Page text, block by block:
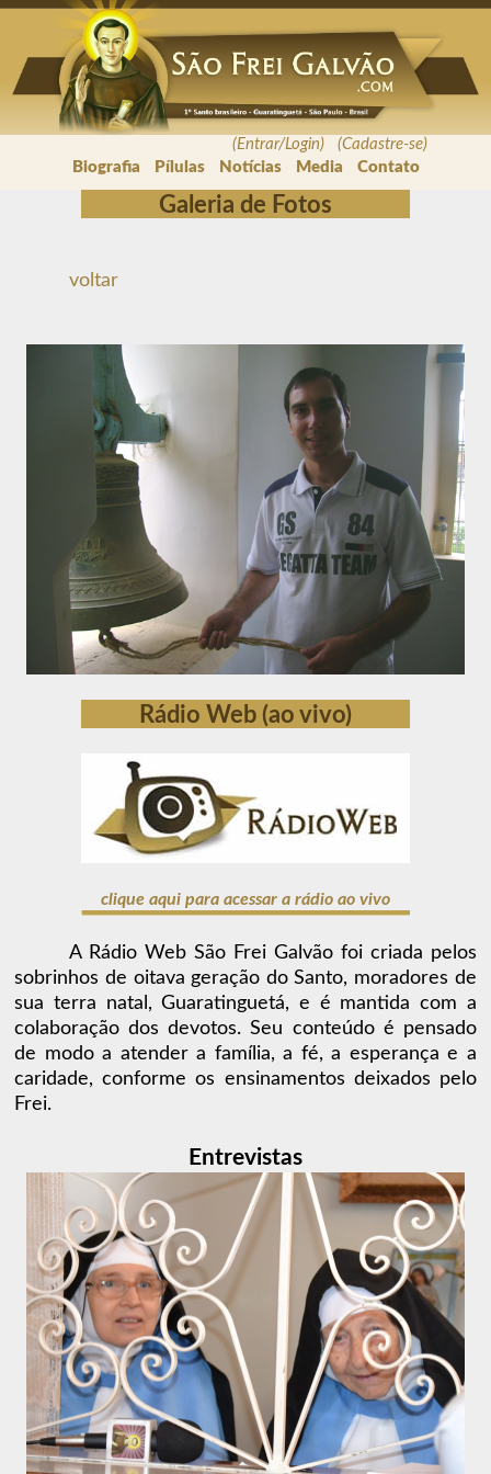
(Entrar/Login) (Cadastre-se)
Biografia
Pílulas Notícias Media Contato
Galeria de Fotos
voltar
Rádio Web (ao vivo)
clique aqui para acessar a rádio ao vivo
A Rádio Web São Frei Galvão foi criada pelos
sobrinhos de oitava geração do Santo, moradores de
sua terra natal, Guaratinguetá, e é mantida com a
colaboração dos devotos. Seu conteúdo é pensado
de modo a atender a família, a fé, a esperança e a
caridade, conforme os ensinamentos deixados pelo
Frei.
Entrevistas